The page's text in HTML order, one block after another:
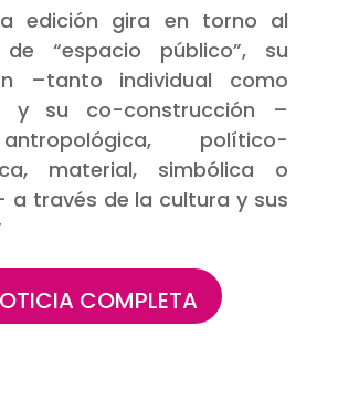
edición gira en torno al
“espacio público”, su
–tanto individual como
y su co-construcción –
político-
material, simbólica o
a través de la cultura y sus
COMPLETA